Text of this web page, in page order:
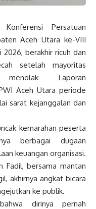
Persatuan
Aceh Utara ke-VIII
berakhir ricuh dan
setelah mayoritas
Laporan
Aceh Utara periode
sarat kejanggalan dan
kemarahan peserta
berbagai dugaan
keuangan organisasi.
Fadil, bersama mantan
akhirnya angkat bicara
ke publik.
dirinya pernah